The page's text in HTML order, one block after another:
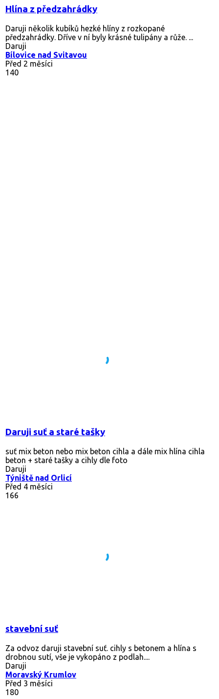
Hlína z předzahrádky
Daruji několik kubíků hezké hlíny z rozkopané
předzahrádky. Dříve v ní byly krásné tulipány a růže. ...
Daruji
Bílovice nad Svitavou
Před 2 měsíci
140
Daruji suť a staré tašky
suť mix beton nebo mix beton cihla a dále mix hlína cihla
beton + staré tašky a cihly dle foto
Daruji
Týniště nad Orlicí
Před 4 měsíci
166
stavební suť
Za odvoz daruji stavební suť. cihly s betonem a hlína s
drobnou sutí, vše je vykopáno z podlah....
Daruji
Moravský Krumlov
Před 3 měsíci
180